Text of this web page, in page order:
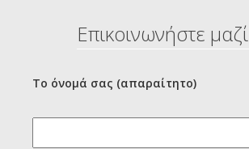
Επικοινωνήστε
Το όνομά σας (απαραίτητο)